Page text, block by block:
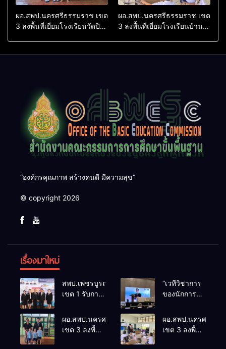
ผอ.สพป.นครศรีธรรมราช เขต
3 ลงพื้นที่เยี่ยมโรงเรียนวัดปิยา
ผอ.สพป.นครศรีธรรมราช เขต
3 ลงพื้นที่เยี่ยมโรงเรียนบ้าน
“องค์กรคุณภาพ สร้างคนดี มีความสุข”
© copyright 2026
เรื่องมาใหม่
สพป.เพชรบูรณ์
เขต 1 รับการ
ประเมินผล
เชิงประจักษ์
“เวทีวิชาการ
ของนักการ
ThaiCER
ผอ.สพป.นครศรีธรรมราช
เขต 3 ลงพื้นที่
ผอ.สพป.นครศรีธรร
เขต 3 ลงพื้นที่